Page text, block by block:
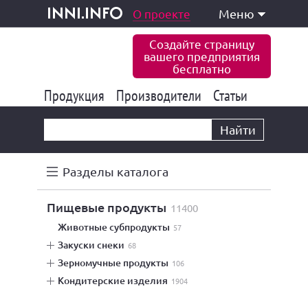
inni.info
и услуги О проекте Меню
Создайте страницу
вашего предприятия
бесплатно
Продукция 177 847
Производители 6 777
Статьи
Найти
Разделы каталога
пищевые продукты 11400
животные субпродукты 57
закуски снеки 68
зерномучные продукты 106
кондитерские изделия 1904